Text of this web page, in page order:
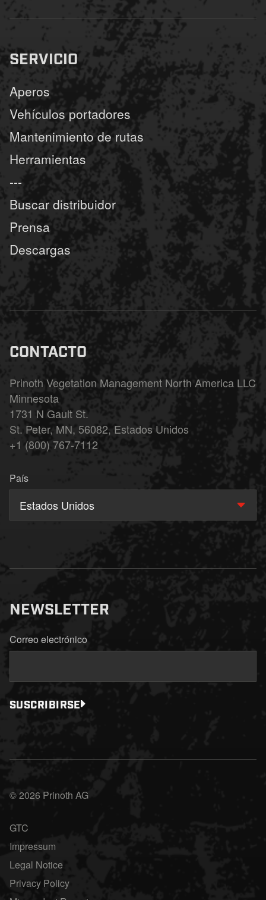
SERVICIO
Aperos
Vehículos portadores
Mantenimiento de rutas
Herramientas
---
Buscar distribuidor
Prensa
Descargas
CONTACTO
Prinoth Vegetation Management North America LLC
Minnesota
1731 N Gault St.
St. Peter, MN, 56082, Estados Unidos
+1 (800) 767-7112
País
Estados Unidos
NEWSLETTER
Correo electrónico
SUSCRIBIRSE
© 2026 Prinoth AG
GTC
Impressum
Legal Notice
Privacy Policy